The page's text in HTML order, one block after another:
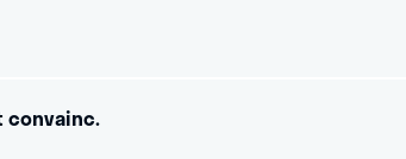
convainc.